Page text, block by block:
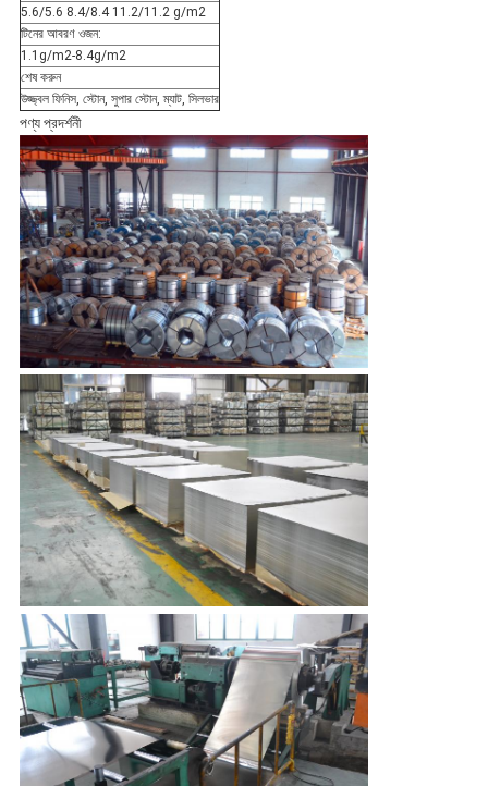
5.6/5.6 8.4/8.4 11.2/11.2 g/m2
টিনের আবরণ ওজন:
1.1g/m2-8.4g/m2
শেষ করুন
উজ্জ্বল ফিনিস, স্টোন, সুপার স্টোন, ম্যাট, সিলভার
পণ্য প্রদর্শনী